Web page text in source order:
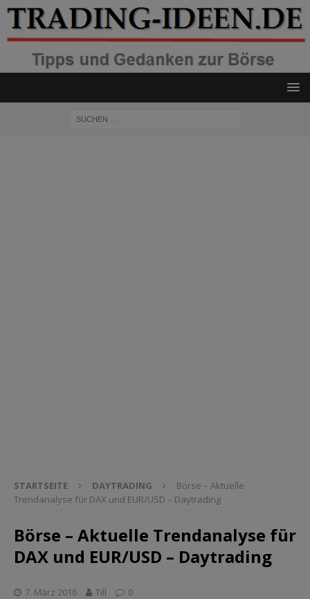
STARTSEITE DAYTRADING
Börse – Aktuelle
Trendanalyse für DAX und EUR/USD – Daytrading
Börse – Aktuelle Trendanalyse für
DAX und EUR/USD – Daytrading
7. März 2016 Till 0